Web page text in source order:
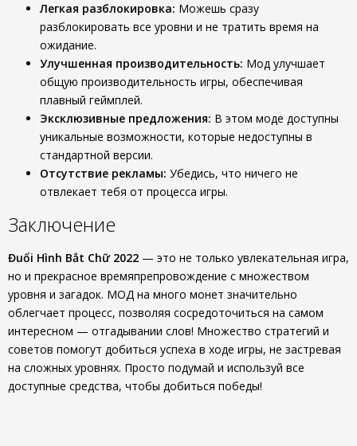
Легкая разблокировка: Можешь сразу
разблокировать все уровни и не тратить время на
ожидание.
Улучшенная производительность: Мод улучшает
общую производительность игры, обеспечивая
плавный геймплей.
Эксклюзивные предложения: В этом моде доступны
уникальные возможности, которые недоступны в
стандартной версии.
Отсутствие рекламы: Убедись, что ничего не
отвлекает тебя от процесса игры.
Заключение
Đuổi Hình Bắt Chữ 2022 — это не только увлекательная игра,
но и прекрасное времяпрепровождение с множеством
уровня и загадок. МОД на много монет значительно
облегчает процесс, позволяя сосредоточиться на самом
интересном — отгадывании слов! Множество стратегий и
советов помогут добиться успеха в ходе игры, не застревая
на сложных уровнях. Просто подумай и используй все
доступные средства, чтобы добиться победы!